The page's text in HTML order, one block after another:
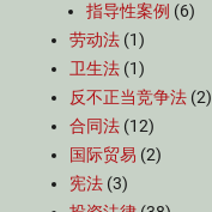
指导性案例 (6)
劳动法 (1)
卫生法 (1)
反不正当竞争法 (2)
合同法 (12)
国际贸易 (2)
宪法 (3)